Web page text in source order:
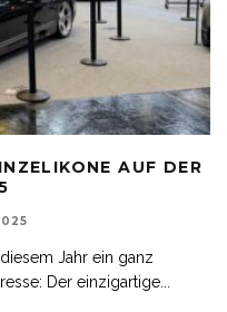
AUF DER
Jahr ein ganz
Der einzigartige